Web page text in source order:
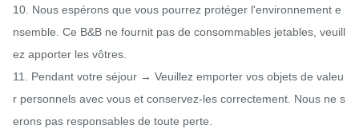
10. Nous espérons que vous pourrez protéger l'environnement e
nsemble. Ce B&B ne fournit pas de consommables jetables, veuill
ez apporter les vôtres.
11. Pendant votre séjour → Veuillez emporter vos objets de valeu
r personnels avec vous et conservez-les correctement. Nous ne s
erons pas responsables de toute perte.